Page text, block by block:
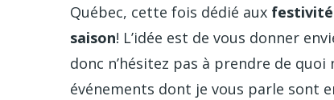
Québec, cette fois dédié aux
saison! L’idée est de vous donner
donc n’hésitez pas à prendre de
événements dont je vous parle sont